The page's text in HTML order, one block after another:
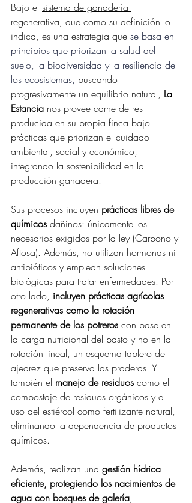
Bajo el sistema de ganadería
regenerativa, que como su definición lo
indica, es una estrategia que se basa en
principios que priorizan la salud del
suelo, la biodiversidad y la resiliencia de
los ecosistemas, buscando
progresivamente un equilibrio natural, La
Estancia nos provee carne de res
producida en su propia finca bajo
prácticas que priorizan el cuidado
ambiental, social y económico,
integrando la sostenibilidad en la
producción ganadera.
Sus procesos incluyen prácticas libres de
químicos dañinos: únicamente los
necesarios exigidos por la ley (Carbono y
Aftosa). Además, no utilizan hormonas ni
antibióticos y emplean soluciones
biológicas para tratar enfermedades. Por
otro lado, incluyen prácticas agrícolas
regenerativas como la rotación
permanente de los potreros con base en
la carga nutricional del pasto y no en la
rotación lineal, un esquema tablero de
ajedrez que preserva las praderas. Y
también el manejo de residuos como el
compostaje de residuos orgánicos y el
uso del estiércol como fertilizante natural,
eliminando la dependencia de productos
químicos.
Además, realizan una gestión hídrica
eficiente, protegiendo los nacimientos de
agua con bosques de galería,